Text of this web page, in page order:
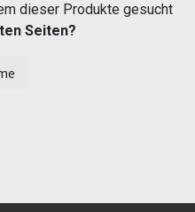
dieser Produkte gesucht
Seiten?